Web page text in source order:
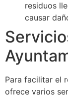
residuos
causar
Para facilitar el
ofrece varios